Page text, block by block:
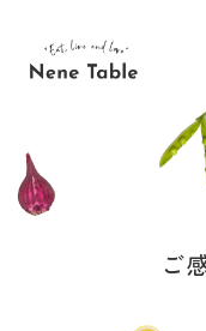
ご